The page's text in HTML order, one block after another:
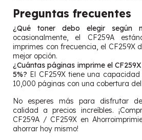
Preguntas frecuentes
¿Qué toner debo elegir según
ocasionalmente, el CF259A
imprimes con frecuencia, el CF259X
mejor opción.
¿Cuántas páginas imprime el
5%? El CF259X tiene una
10,000 páginas con una cobertura del
No esperes más para disfrutar
calidad a precios increíbles.
CF259A / CF259X en
ahorrar hoy mismo!